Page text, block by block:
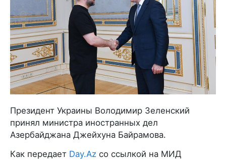
Президент Украины Володимир Зеленский
принял министра иностранных дел
Азербайджана Джейхуна Байрамова.
Как передает Day.Az со ссылкой на МИД